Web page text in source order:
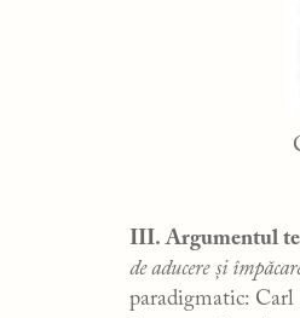
III. Argumentul
de aducere și
paradigmatic: